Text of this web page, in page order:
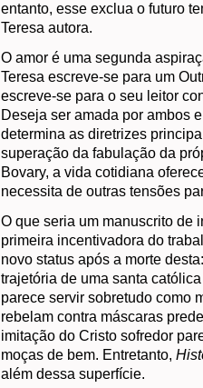
entanto, esse exclua o futuro
Teresa autora.
O amor é uma segunda
Teresa escreve-se para um
escreve-se para o seu leitor
Deseja ser amada por ambos
determina as diretrizes
superação da fabulação da
Bovary, a vida cotidiana
necessita de outras tensões
O que seria um manuscrito de
primeira incentivadora do
novo status após a morte
trajetória de uma santa
parece servir sobretudo como
rebelam contra máscaras
imitação do Cristo sofredor
moças de bem. Entretanto,
além dessa superfície.